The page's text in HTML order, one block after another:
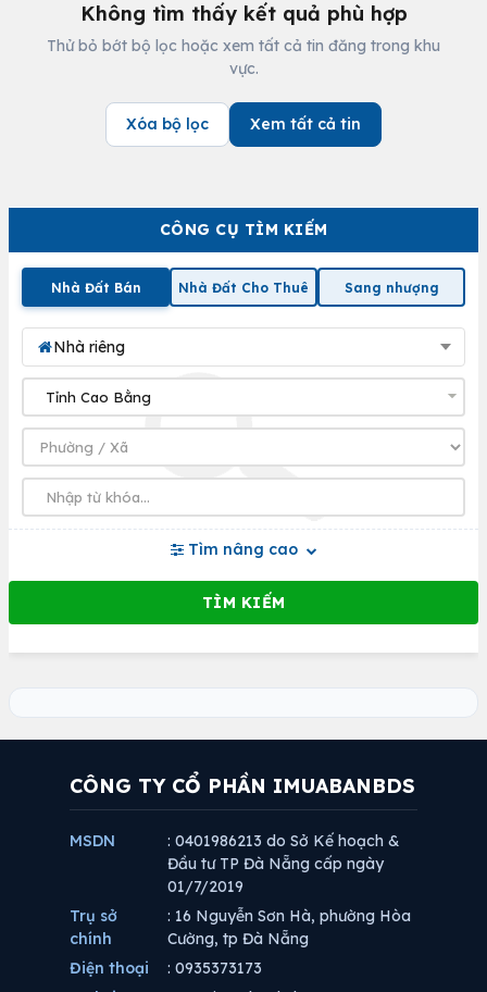
CÔNG CỤ TÌM KIẾM
Nhà Đất Bán Nhà Đất Cho Thuê Sang nhượng
Nhà riêng
Tìm nâng cao
Không tìm thấy kết quả phù hợp
Thử bỏ bớt bộ lọc hoặc xem tất cả tin đăng trong khu
vực.
Xóa bộ lọc Xem tất cả tin
CÔNG TY CỔ PHẦN IMUABANBDS
MSDN
: 0401986213 do Sở Kế hoạch &
Đầu tư TP Đà Nẵng cấp ngày
01/7/2019
Trụ sở
chính
: 16 Nguyễn Sơn Hà, phường Hòa
Cường, tp Đà Nẵng
Điện thoại
: 0935373173